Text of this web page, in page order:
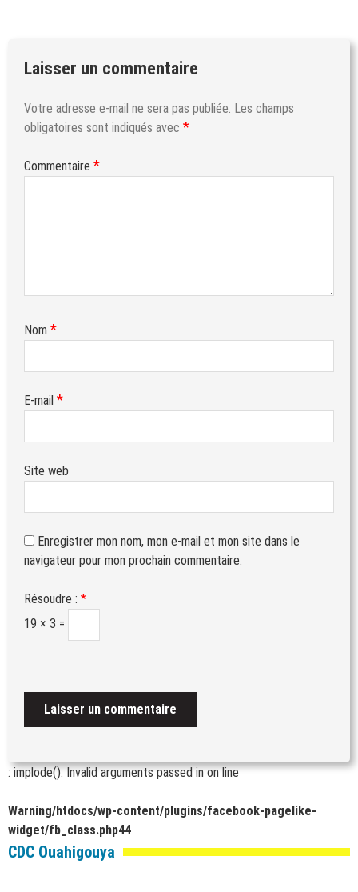
Laisser un commentaire
Votre adresse e-mail ne sera pas publiée. Les champs
obligatoires sont indiqués avec *
Commentaire *
Nom *
E-mail *
Site web
Enregistrer mon nom, mon e-mail et mon site dans le
navigateur pour mon prochain commentaire.
Résoudre : *
19 × 3 =
: implode(): Invalid arguments passed inon line
Warning/htdocs/wp-content/plugins/facebook-pagelike-
widget/fb_class.php44
CDC Ouahigouya